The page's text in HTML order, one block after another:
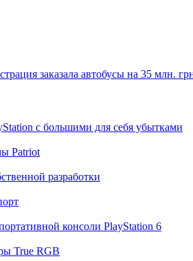
заказала автобусы на 35 млн.
с большими для себя убытками
Patriot
разработки
консоли PlayStation 6
True RGB